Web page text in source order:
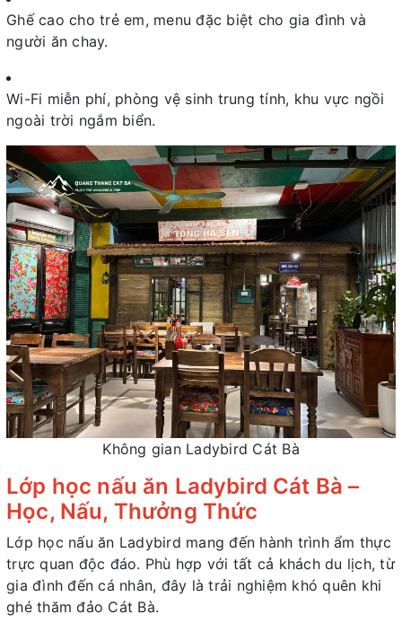
Ghế cao cho trẻ em, menu đặc biệt cho gia đình và
người ăn chay.
Wi-Fi miễn phí, phòng vệ sinh trung tính, khu vực ngồi
ngoài trời ngắm biển.
Không gian Ladybird Cát Bà
Lớp học nấu ăn Ladybird Cát Bà –
Học, Nấu, Thưởng Thức
Lớp học nấu ăn Ladybird mang đến hành trình ẩm thực
trực quan độc đáo. Phù hợp với tất cả khách du lịch, từ
gia đình đến cá nhân, đây là trải nghiệm khó quên khi
ghé thăm đảo Cát Bà.